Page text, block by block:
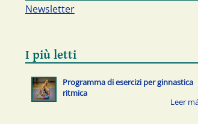
Newsletter
I più letti
Programma di esercizi per ginnastica
ritmica